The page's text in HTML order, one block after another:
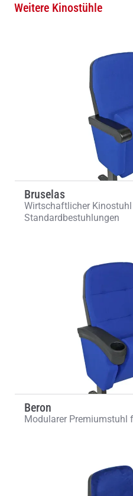
Weitere Kinostühle
Bruselas
Wirtschaftlicher
Standardbestuhlungen
Beron
Modularer Premiumstuhl